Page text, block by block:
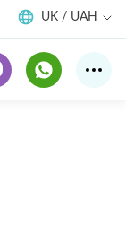
UK / UAH